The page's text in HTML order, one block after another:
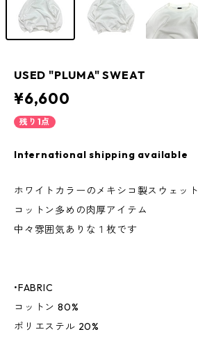
USED "PLUMA" SWEAT
¥6,600
残り1点
International shipping available
ホワイトカラーのメキシコ製スウェット
コットン多めの肉厚アイテム
中々雰囲気ありな１枚です
•FABRIC
コットン 80%
ポリエステル 20%